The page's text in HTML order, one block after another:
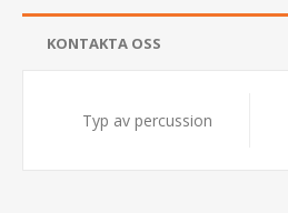
KONTAKTA OSS
Typ av percussion